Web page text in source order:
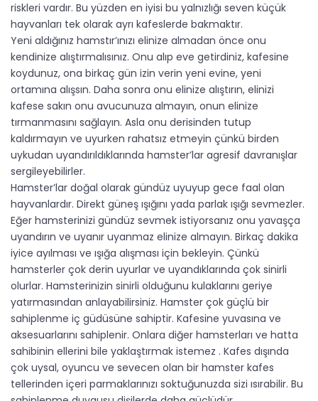
riskleri vardır. Bu yüzden en iyisi bu yalnızlığı seven küçük
hayvanları tek olarak ayrı kafeslerde bakmaktır.
Yeni aldığınız hamstır’ınızı elinize almadan önce onu
kendinize alıştırmalısınız. Onu alıp eve getirdiniz, kafesine
koydunuz, ona birkaç gün izin verin yeni evine, yeni
ortamına alışsın. Daha sonra onu elinize alıştırın, elinizi
kafese sakın onu avucunuza almayın, onun elinize
tırmanmasını sağlayın. Asla onu derisinden tutup
kaldırmayın ve uyurken rahatsız etmeyin çünkü birden
uykudan uyandırıldıklarında hamster’lar agresif davranışlar
sergileyebilirler.
Hamster’lar doğal olarak gündüz uyuyup gece faal olan
hayvanlardır. Direkt güneş ışığını yada parlak ışığı sevmezler.
Eğer hamsterinizi gündüz sevmek istiyorsanız onu yavaşça
uyandırın ve uyanır uyanmaz elinize almayın. Birkaç dakika
iyice ayılması ve ışığa alışması için bekleyin. Çünkü
hamsterler çok derin uyurlar ve uyandıklarında çok sinirli
olurlar. Hamsterinizin sinirli olduğunu kulaklarını geriye
yatırmasından anlayabilirsiniz. Hamster çok güçlü bir
sahiplenme iç güdüsüne sahiptir. Kafesine yuvasına ve
aksesuarlarını sahiplenir. Onlara diğer hamsterları ve hatta
sahibinin ellerini bile yaklaştırmak istemez . Kafes dışında
çok uysal, oyuncu ve sevecen olan bir hamster kafes
tellerinden içeri parmaklarınızı soktuğunuzda sizi ısırabilir. Bu